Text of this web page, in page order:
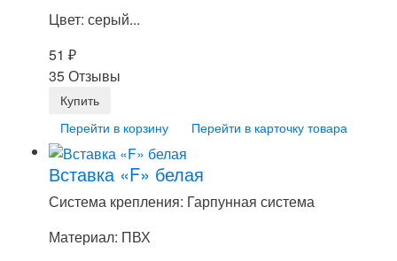
Цвет: серый...
51 ₽
35 Отзывы
Перейти в корзину Перейти в карточку товара
Вставка «F» белая
Система крепления: Гарпунная система
Материал: ПВХ